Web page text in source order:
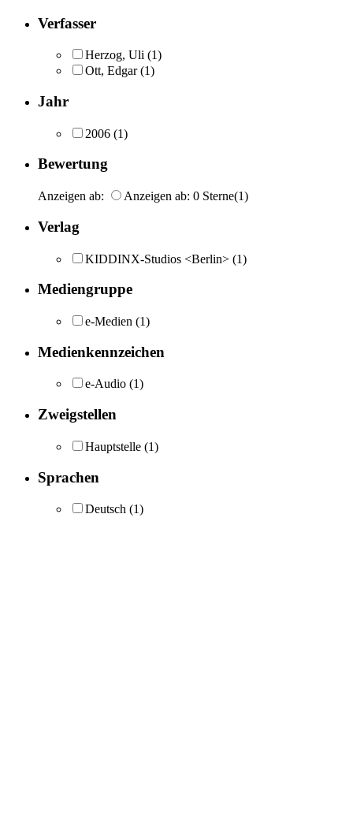
Verfasser
Herzog, Uli (1)
Ott, Edgar (1)
Jahr
2006 (1)
Bewertung
Anzeigen ab: Anzeigen ab: 0 Sterne(1)
Verlag
KIDDINX-Studios <Berlin> (1)
Mediengruppe
e-Medien (1)
Medienkennzeichen
e-Audio (1)
Zweigstellen
Hauptstelle (1)
Sprachen
Deutsch (1)